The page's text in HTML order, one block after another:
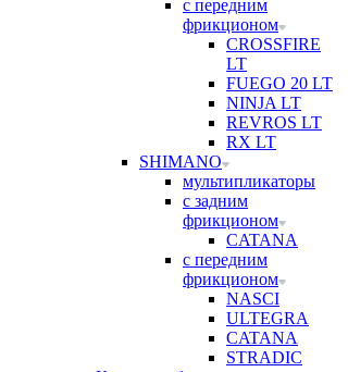
с передним
фрикционом
CROSSFIRE
LT
FUEGO 20 LT
NINJA LT
REVROS LT
RX LT
SHIMANO
мультипликаторы
с задним
фрикционом
CATANA
с передним
фрикционом
NASCI
ULTEGRA
CATANA
STRADIC